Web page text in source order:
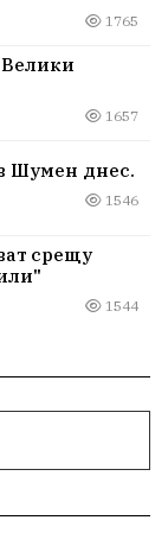
1765
1657
Шумен днес.
1546
срещу
1544